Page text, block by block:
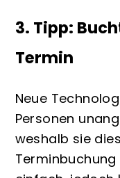
3. Tipp:
Termin
Neue
Personen
weshalb sie